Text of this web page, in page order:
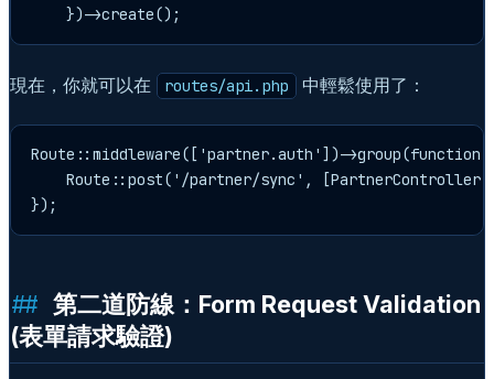
現在，你就可以在 routes/api.php 中輕鬆使用了：
Route::middleware(['partner.auth'])-
Route::post('/partner/sync',
第二道防線：Form Request Validation
(表單請求驗證)